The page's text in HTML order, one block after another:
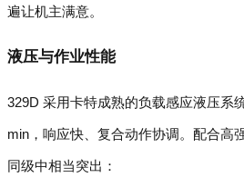
遍让机主满意。
液压与作业性能
329D 采用卡特成熟的负载感应液压系
min，响应快、复合动作协调。配合高
同级中相当突出：